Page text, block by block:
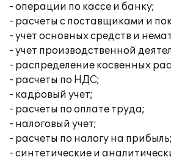
- операции по кассе и банку;
- расчеты с поставщиками и
- учет основных средств и
- учет производственной
- распределение косвенных
- расчеты по НДС;
- кадровый учет;
- расчеты по оплате труда;
- налоговый учет;
- расчеты по налогу на прибыль;
- синтетические и